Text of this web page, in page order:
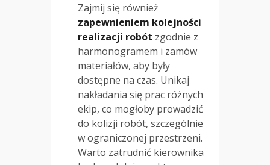
Zajmij się również
zapewnieniem kolejności
realizacji robót zgodnie z
harmonogramem i zamów
materiałów, aby były
dostępne na czas. Unikaj
nakładania się prac różnych
ekip, co mogłoby prowadzić
do kolizji robót, szczególnie
w ograniczonej przestrzeni.
Warto zatrudnić kierownika